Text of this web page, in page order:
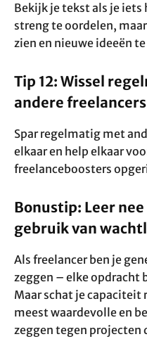
Bekijk je tekst als je
streng te oordelen,
zien en nieuwe ideeën
Tip 12: Wissel
andere freelancers
Spar regelmatig met
elkaar en help elkaar
freelanceboosters
Bonustip: Leer
gebruik van
Als freelancer ben je
zeggen – elke
Maar schat je capaciteit
meest waardevolle en
zeggen tegen projecten